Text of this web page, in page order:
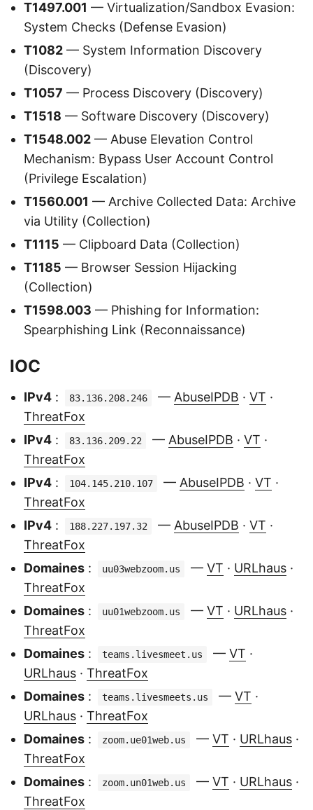
T1497.001 — Virtualization/Sandbox Evasion:
System Checks (Defense Evasion)
T1082 — System Information Discovery
(Discovery)
T1057 — Process Discovery (Discovery)
T1518 — Software Discovery (Discovery)
T1548.002 — Abuse Elevation Control
Mechanism: Bypass User Account Control
(Privilege Escalation)
T1560.001 — Archive Collected Data: Archive
via Utility (Collection)
T1115 — Clipboard Data (Collection)
T1185 — Browser Session Hijacking
(Collection)
T1598.003 — Phishing for Information:
Spearphishing Link (Reconnaissance)
IOC
IPv4 : 83.136.208.246 — AbuseIPDB · VT ·
ThreatFox
IPv4 : 83.136.209.22 — AbuseIPDB · VT ·
ThreatFox
IPv4 : 104.145.210.107 — AbuseIPDB · VT ·
ThreatFox
IPv4 : 188.227.197.32 — AbuseIPDB · VT ·
ThreatFox
Domaines : uu03webzoom.us — VT · URLhaus ·
ThreatFox
Domaines : uu01webzoom.us — VT · URLhaus ·
ThreatFox
Domaines : teams.livesmeet.us — VT ·
URLhaus · ThreatFox
Domaines : teams.livesmeets.us — VT ·
URLhaus · ThreatFox
Domaines : zoom.ue01web.us — VT · URLhaus ·
ThreatFox
Domaines : zoom.un01web.us — VT · URLhaus ·
ThreatFox